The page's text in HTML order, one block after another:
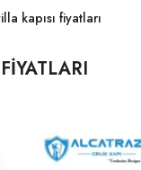
kapısı fiyatları